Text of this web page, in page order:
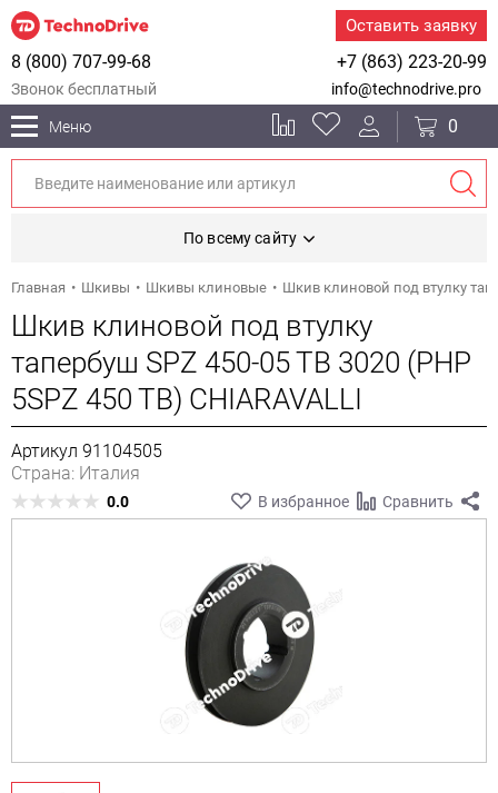
Оставить заявку
+7 (863) 223-20-99
8 (800) 707-99-68
Звонок бесплатный info@technodrive.pro
Меню 0
По всему сайту
Главная Шкивы Шкивы клиновые Шкив клиновой под втулку
Шкив клиновой под втулку
тапербуш SPZ 450-05 TB 3020 (PHP
5SPZ 450 TB) CHIARAVALLI
Артикул 91104505
Страна: Италия
0.0 В избранное Сравнить